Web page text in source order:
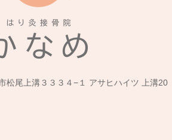
松尾上溝３３３４−１ アサヒハイツ 上溝20